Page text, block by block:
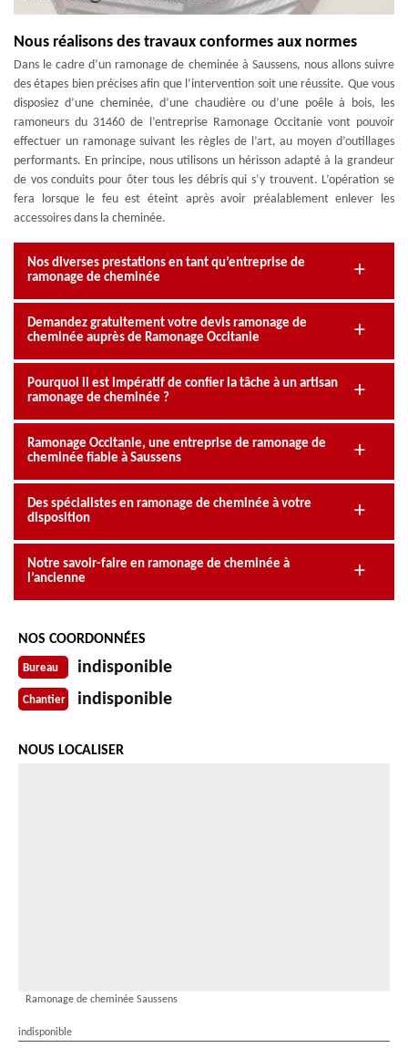
Nous réalisons des travaux conformes aux normes
Dans le cadre d’un ramonage de cheminée à Saussens, nous allons suivre
des étapes bien précises afin que l’intervention soit une réussite. Que vous
disposiez d’une cheminée, d’une chaudière ou d’une poêle à bois, les
ramoneurs du 31460 de l’entreprise Ramonage Occitanie vont pouvoir
effectuer un ramonage suivant les règles de l’art, au moyen d’outillages
performants. En principe, nous utilisons un hérisson adapté à la grandeur
de vos conduits pour ôter tous les débris qui s’y trouvent. L’opération se
fera lorsque le feu est éteint après avoir préalablement enlever les
accessoires dans la cheminée.
Nos diverses prestations en tant qu’entreprise de
ramonage de cheminée
Demandez gratuitement votre devis ramonage de
cheminée auprès de Ramonage Occitanie
Pourquoi il est impératif de confier la tâche à un artisan
ramonage de cheminée ?
Ramonage Occitanie, une entreprise de ramonage de
cheminée fiable à Saussens
Des spécialistes en ramonage de cheminée à votre
disposition
Notre savoir-faire en ramonage de cheminée à
l’ancienne
NOS COORDONNÉES
Bureau indisponible
Chantier indisponible
NOUS LOCALISER
Ramonage de cheminée Saussens
indisponible